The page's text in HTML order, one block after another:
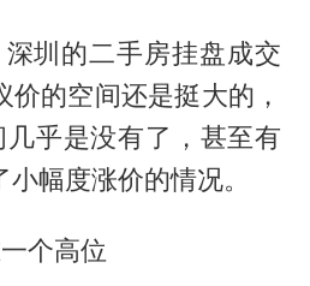
圳的二手房挂盘成交
的空间还是挺大的，
乎是没有了，甚至有
幅度涨价的情况。
个高位